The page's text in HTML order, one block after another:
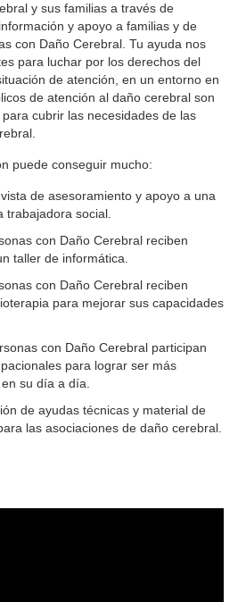
y sus familias a través de
y apoyo a familias y de
con Daño Cerebral. Tu ayuda nos
para luchar por los derechos del
de atención, en un entorno en
de atención al daño cerebral son
cubrir las necesidades de las
puede conseguir mucho:
de asesoramiento y apoyo a una
trabajadora social.
con Daño Cerebral reciben
taller de informática.
con Daño Cerebral reciben
para mejorar sus capacidades
con Daño Cerebral participan
para lograr ser más
su día a día.
de ayudas técnicas y material de
las asociaciones de daño cerebral.